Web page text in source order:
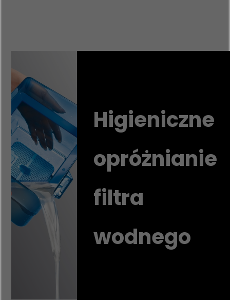
Higieniczne
opróżnianie
filtra
wodnego